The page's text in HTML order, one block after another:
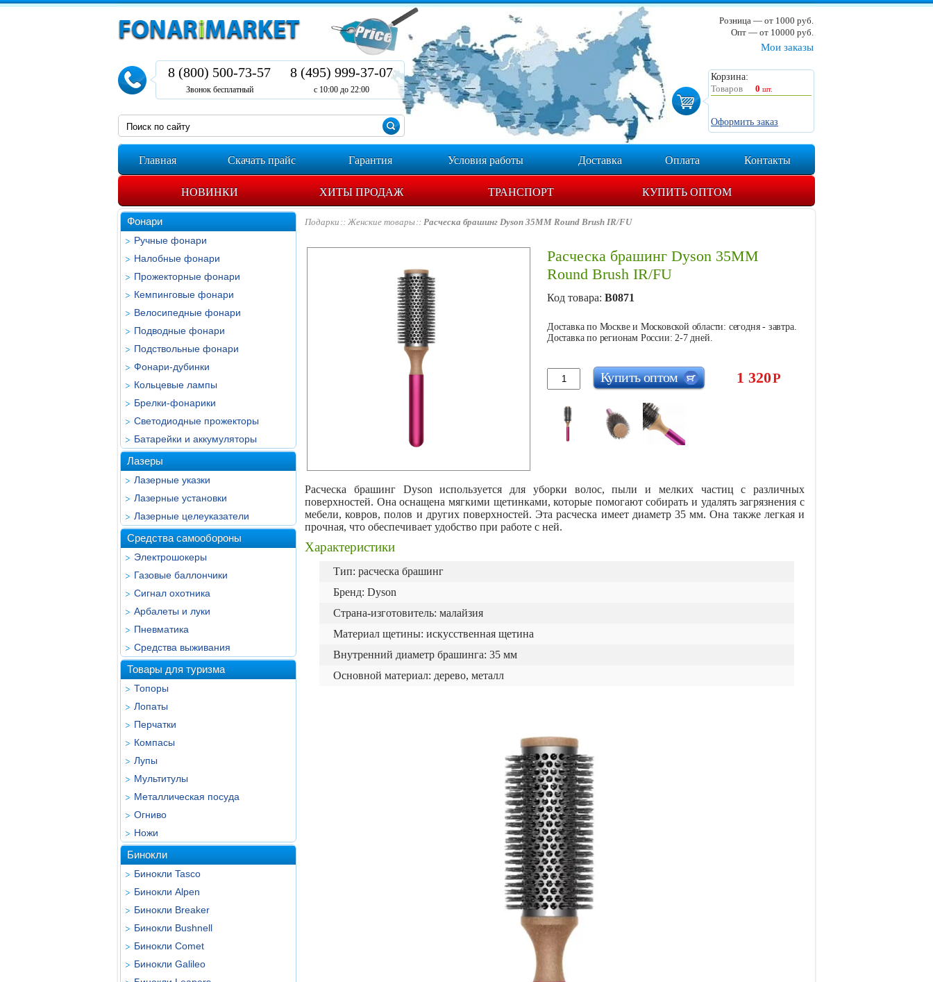
Мои заказы
Корзина:
Товаров
0 шт.
Оформить заказ
8 (800) 500-73-57
Звонок бесплатный
8 (495) 999-37-07
с 10:00 до 22:00
Розница — от 1000 руб.
Опт — от 10000 руб.
Главная Скачать прайс Гарантия Условия работы Доставка Оплата Контакты
НОВИНКИ ХИТЫ ПРОДАЖ ТРАНСПОРТ КУПИТЬ ОПТОМ
Фонари
Ручные фонари
Налобные фонари
Прожекторные фонари
Кемпинговые фонари
Велосипедные фонари
Подводные фонари
Подствольные фонари
Фонари-дубинки
Кольцевые лампы
Брелки-фонарики
Светодиодные прожекторы
Батарейки и аккумуляторы
Лазеры
Лазерные указки
Лазерные установки
Лазерные целеуказатели
Средства самообороны
Электрошокеры
Газовые баллончики
Сигнал охотника
Арбалеты и луки
Пневматика
Средства выживания
Товары для туризма
Топоры
Лопаты
Перчатки
Компасы
Лупы
Мультитулы
Металлическая посуда
Огниво
Ножи
Бинокли
Бинокли Tasco
Бинокли Alpen
Бинокли Breaker
Бинокли Bushnell
Бинокли Comet
Бинокли Galileo
Подарки Женские товары Расческа брашинг Dyson 35MM Round Brush IR/FU
Расческа брашинг Dyson 35MM
Round Brush IR/FU
Код товара: B0871
Доставка по Москве и Московской области: сегодня - завтра.
Доставка по регионам России: 2-7 дней.
1 320Р
Купить оптом
Расческа брашинг Dyson используется для уборки волос, пыли и мелких частиц с различных
поверхностей. Она оснащена мягкими щетинками, которые помогают собирать и удалять загрязнения с
мебели, ковров, полов и других поверхностей. Эта расческа имеет диаметр 35 мм. Она также легкая и
прочная, что обеспечивает удобство при работе с ней.
Характеристики
Тип: расческа брашинг
Бренд: Dyson
Страна-изготовитель: малайзия
Материал щетины: искусственная щетина
Внутренний диаметр брашинга: 35 мм
Основной материал: дерево, металл